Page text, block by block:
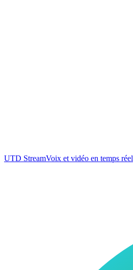
UTD StreamVoix et vidéo en temps réel